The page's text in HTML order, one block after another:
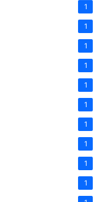
1
1
1
1
1
1
1
1
1
1